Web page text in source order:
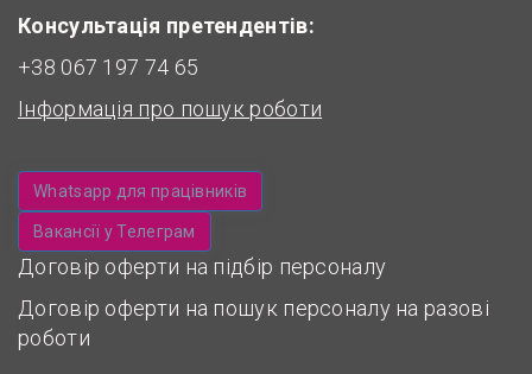
Консультація претендентів:
+38 067 197 74 65
Інформація про пошук роботи
Whatsapp для працівників
Вакансії у Телеграм
Договір оферти на підбір персоналу
Договір оферти на пошук персоналу на разові
роботи